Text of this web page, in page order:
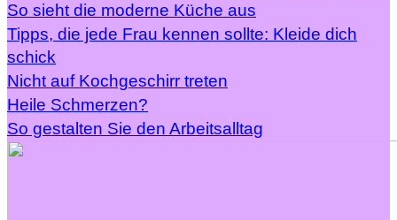
So sieht die moderne Küche aus
Tipps, die jede Frau kennen sollte: Kleide dich
schick
Nicht auf Kochgeschirr treten
Heile Schmerzen?
So gestalten Sie den Arbeitsalltag